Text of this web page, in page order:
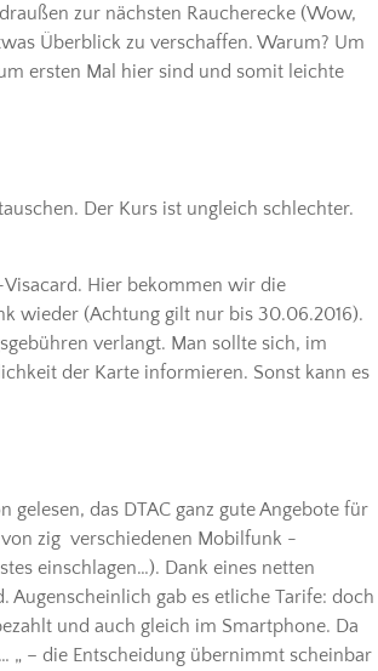
zur nächsten Raucherecke (Wow,
Überblick zu verschaffen. Warum? Um
ersten Mal hier sind und somit leichte
Der Kurs ist ungleich schlechter.
Hier bekommen wir die
wieder (Achtung gilt nur bis 30.06.2016).
verlangt. Man sollte sich, im
der Karte informieren. Sonst kann es
das DTAC ganz gute Angebote für
zig verschiedenen Mobilfunk -
einschlagen…). Dank eines netten
Augenscheinlich gab es etliche Tarife: doch
und auch gleich im Smartphone. Da
„ – die Entscheidung übernimmt scheinbar